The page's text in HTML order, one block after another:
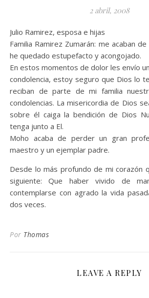
2 abril, 2008
Julio Ramirez, esposa e hijas
Familia Ramirez Zumarán: me acaban
he quedado estupefacto y acongojado.
En estos momentos de dolor les envío
condolencia, estoy seguro que Dios lo
reciban de parte de mi familia
condolencias. La misericordia de Dios
sobre él caiga la bendición de Dios
tenga junto a El.
Moho acaba de perder un gran
maestro y un ejemplar padre.
Desde lo más profundo de mi corazón
siguiente: Que haber vivido de
contemplarse con agrado la vida
dos veces.
Por Thomas
LEAVE A REPLY